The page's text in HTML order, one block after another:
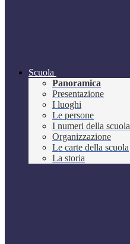
Scuola
Panoramica
Presentazione
I luoghi
Le persone
I numeri della scuola
Organizzazione
Le carte della scuola
La storia